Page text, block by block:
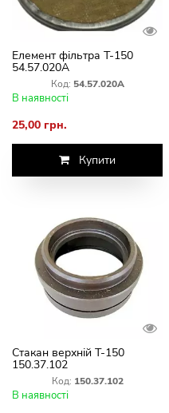
Елемент фільтра Т-150
54.57.020А
Код: 54.57.020А
В наявності
25,00 грн.
Купити
Стакан верхній Т-150
150.37.102
Код: 150.37.102
В наявності